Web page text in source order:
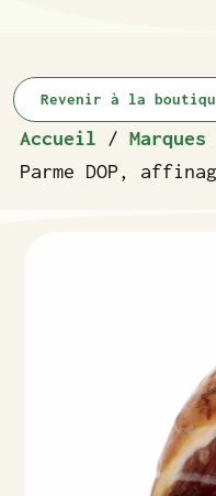
Revenir à la
Accueil / Marques
Parme DOP,